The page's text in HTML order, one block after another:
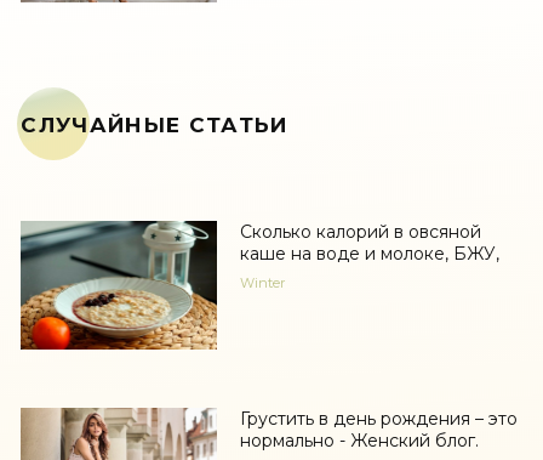
СЛУЧАЙНЫЕ СТАТЬИ
Сколько калорий в овсяной
каше на воде и молоке, БЖУ,
Winter
Грустить в день рождения – это
нормально - Женский блог.